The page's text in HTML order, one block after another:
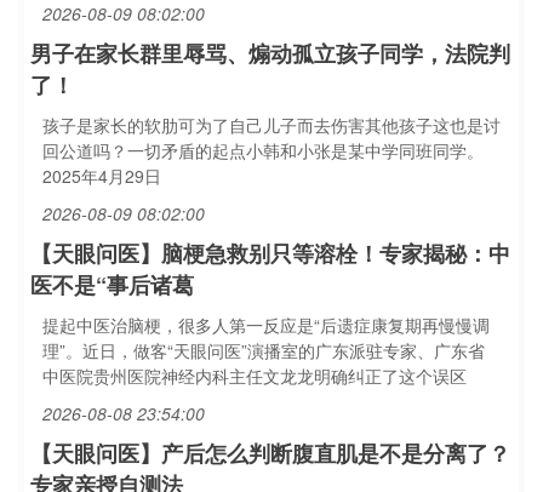
2026-08-09 08:02:00
男子在家长群里辱骂、煽动孤立孩子同学，法院判
了！
孩子是家长的软肋可为了自己儿子而去伤害其他孩子这也是讨
回公道吗？一切矛盾的起点小韩和小张是某中学同班同学。
2025年4月29日
2026-08-09 08:02:00
【天眼问医】脑梗急救别只等溶栓！专家揭秘：中
医不是“事后诸葛
提起中医治脑梗，很多人第一反应是“后遗症康复期再慢慢调
理”。近日，做客“天眼问医”演播室的广东派驻专家、广东省
中医院贵州医院神经内科主任文龙龙明确纠正了这个误区
2026-08-08 23:54:00
【天眼问医】产后怎么判断腹直肌是不是分离了？
专家亲授自测法